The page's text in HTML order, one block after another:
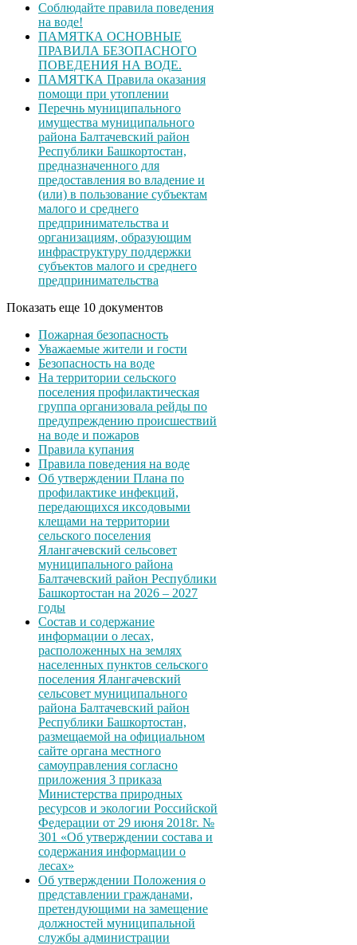
Соблюдайте правила поведения
на воде!
ПАМЯТКА ОСНОВНЫЕ
ПРАВИЛА БЕЗОПАСНОГО
ПОВЕДЕНИЯ НА ВОДЕ.
ПАМЯТКА Правила оказания
помощи при утоплении
Перечнь муниципального
имущества муниципального
района Балтачевский район
Республики Башкортостан,
предназначенного для
предоставления во владение и
(или) в пользование субъектам
малого и среднего
предпринимательства и
организациям, образующим
инфраструктуру поддержки
субъектов малого и среднего
предпринимательства
Показать еще 10 документов
Пожарная безопасность
Уважаемые жители и гости
Безопасность на воде
На территории сельского
поселения профилактическая
группа организовала рейды по
предупреждению происшествий
на воде и пожаров
Правила купания
Правила поведения на воде
Об утверждении Плана по
профилактике инфекций,
передающихся иксодовыми
клещами на территории
сельского поселения
Ялангачевский сельсовет
муниципального района
Балтачевский район Республики
Башкортостан на 2026 – 2027
годы
Состав и содержание
информации о лесах,
расположенных на землях
населенных пунктов сельского
поселения Ялангачевский
сельсовет муниципального
района Балтачевский район
Республики Башкортостан,
размещаемой на официальном
сайте органа местного
самоуправления согласно
приложения 3 приказа
Министерства природных
ресурсов и экологии Российской
Федерации от 29 июня 2018г. №
301 «Об утверждении состава и
содержания информации о
лесах»
Об утверждении Положения о
представлении гражданами,
претендующими на замещение
должностей муниципальной
службы администрации